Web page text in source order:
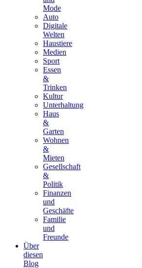
Mode
Auto
Digitale
Welten
Haustiere
Medien
Sport
Essen
&
Trinken
Kultur
Unterhaltung
Haus
&
Garten
Wohnen
&
Mieten
Gesellschaft
&
Politik
Finanzen
und
Geschäfte
Familie
und
Freunde
Über
diesen
Blog